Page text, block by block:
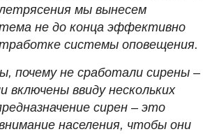
мы вынесем
не до конца эффективно
системы оповещения.
почему не сработали сирены –
ввиду нескольких
сирен – это
населения, чтобы они